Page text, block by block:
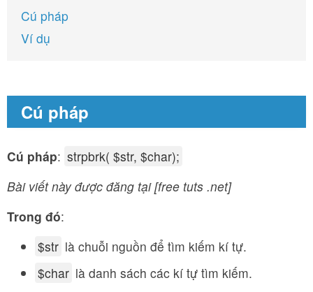
Cú pháp
Ví dụ
Cú pháp
Cú pháp: strpbrk( $str, $char);
Bài viết này được đăng tại [free tuts .net]
Trong đó:
$str là chuỗi nguồn để tìm kiếm kí tự.
$char là danh sách các kí tự tìm kiếm.